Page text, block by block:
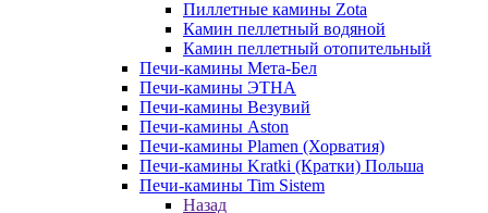
Пиллетные камины Zota
Камин пеллетный водяной
Камин пеллетный отопительный
Печи-камины Мета-Бел
Печи-камины ЭТНА
Печи-камины Везувий
Печи-камины Aston
Печи-камины Plamen (Хорватия)
Печи-камины Kratki (Кратки) Польша
Печи-камины Tim Sistem
Назад